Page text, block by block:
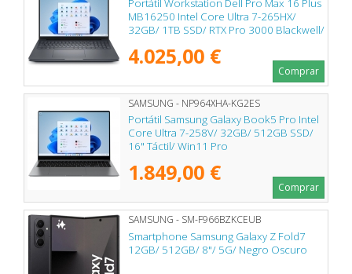
Portátil Workstation Dell Pro Max 16 Plus
MB16250 Intel Core Ultra 7-265HX/
32GB/ 1TB SSD/ RTX Pro 3000 Blackwell/
4.025,00 €
Comprar
SAMSUNG - NP964XHA-KG2ES
Portátil Samsung Galaxy Book5 Pro Intel
Core Ultra 7-258V/ 32GB/ 512GB SSD/
16" Táctil/ Win11 Pro
1.849,00 €
Comprar
SAMSUNG - SM-F966BZKCEUB
Smartphone Samsung Galaxy Z Fold7
12GB/ 512GB/ 8"/ 5G/ Negro Oscuro